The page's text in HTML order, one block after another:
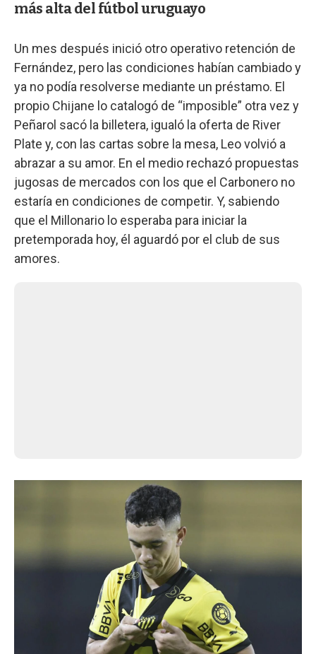
más alta del fútbol uruguayo
Un mes después inició otro operativo retención de
Fernández, pero las condiciones habían cambiado y
ya no podía resolverse mediante un préstamo. El
propio Chijane lo catalogó de “imposible” otra vez y
Peñarol sacó la billetera, igualó la oferta de River
Plate y, con las cartas sobre la mesa, Leo volvió a
abrazar a su amor. En el medio rechazó propuestas
jugosas de mercados con los que el Carbonero no
estaría en condiciones de competir. Y, sabiendo
que el Millonario lo esperaba para iniciar la
pretemporada hoy, él aguardó por el club de sus
amores.